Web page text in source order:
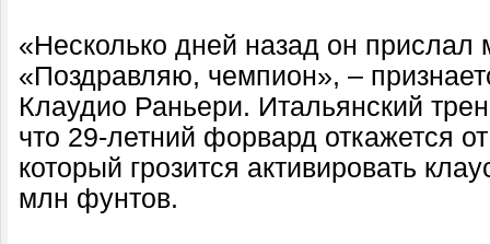
«Несколько дней назад он
«Поздравляю, чемпион», –
Клаудио Раньери. Итальянский
что 29-летний форвард откажется
который грозится активировать
млн фунтов.